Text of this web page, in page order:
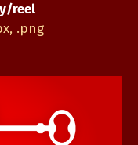
reel
.png